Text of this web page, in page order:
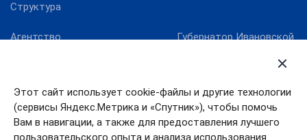
Этот сайт использует cookie-файлы и другие технологии
(сервисы Яндекс.Метрика и «Спутник»), чтобы помочь
Вам в навигации, а также для предоставления лучшего
пользовательского опыта и анализа использования
Структура
Агентство
области
Единый портал
государственных услуг
Губернатор Ивановской
Ивановская областная
Правительство
Ивановской области